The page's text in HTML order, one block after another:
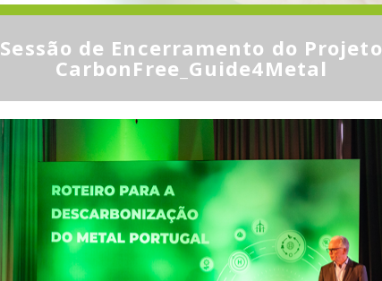
Sessão de Encerramento do Projeto
CarbonFree_Guide4Metal